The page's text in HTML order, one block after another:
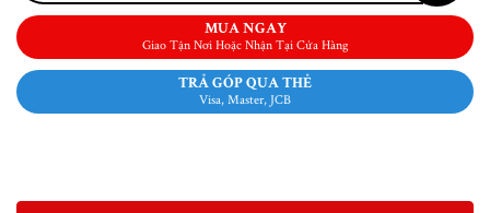
MUA NGAY
Giao Tận Nơi Hoặc Nhận Tại Cửa Hàng
TRẢ GÓP QUA THẺ
Visa, Master, JCB